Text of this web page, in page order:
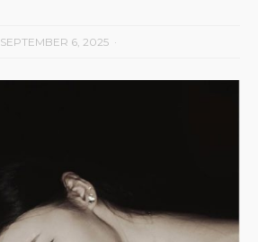
SEPTEMBER 6, 2025